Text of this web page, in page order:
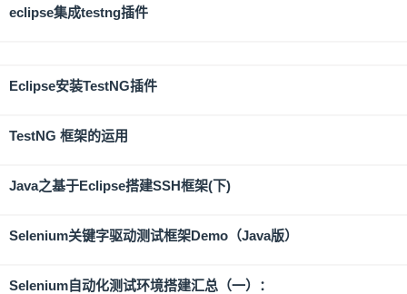
eclipse集成testng插件
Eclipse安装TestNG插件
TestNG 框架的运用
Java之基于Eclipse搭建SSH框架(下)
Selenium关键字驱动测试框架Demo（Java版）
Selenium自动化测试环境搭建汇总（一）：